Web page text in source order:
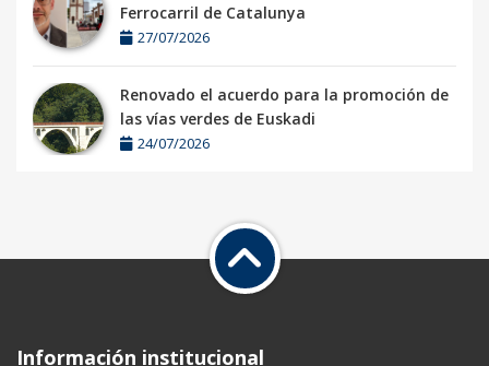
Ferrocarril de Catalunya
27/07/2026
Renovado el acuerdo para la promoción de
las vías verdes de Euskadi
24/07/2026
Información institucional